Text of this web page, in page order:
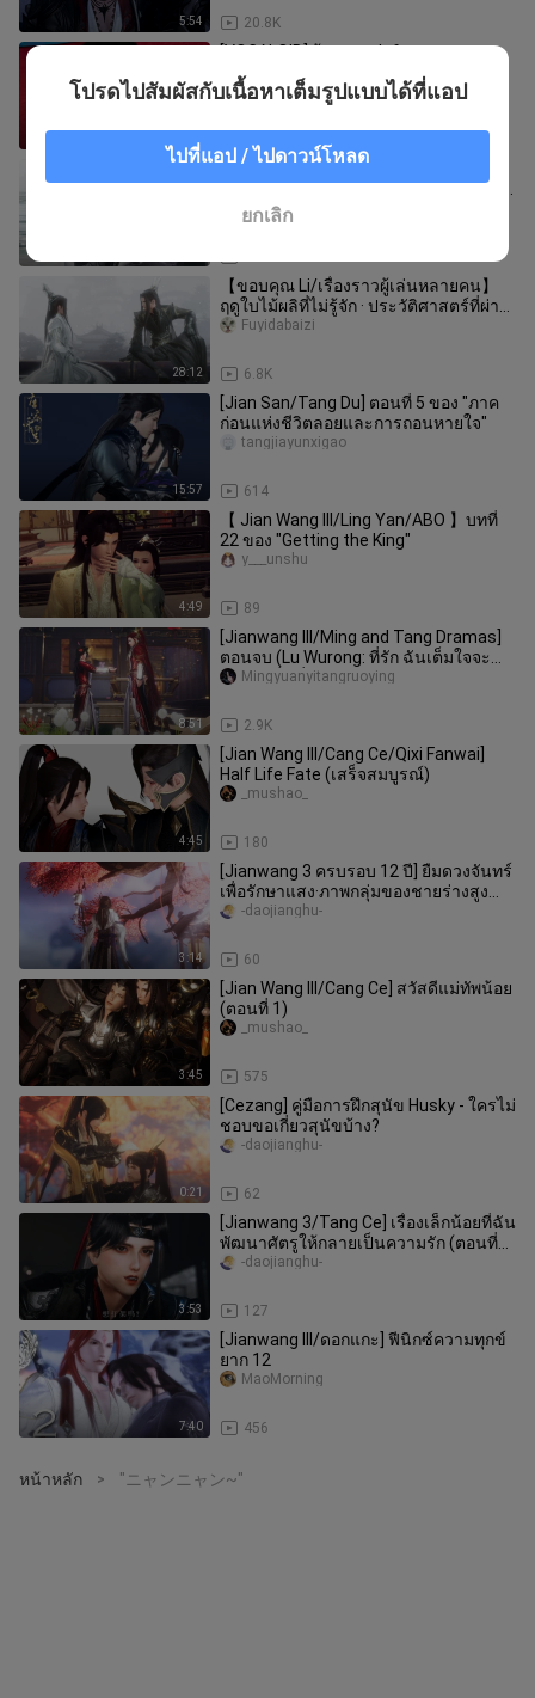
5:54 20.8K
[VOCALOID] ร้องเพลง Inferno เพลง
ประกอบ Promare: Galo-hen
Xuexue3747
[Jian Wang III/Umbrella Tyrant] "The
Diao Diao Diao Diao Diao Diao Diao Diao
Diao Diao Diao Diao" วั
Aoaolangxiaolang
28:12
【ขอบคุณ Li/เรื่องราวผู้เล่นหลายคน】
ฤดูใบไม้ผลิที่ไม่รู้จัก · ประวัติศาสตร์ที่ผ่าน
มา
6.8K
Fuyidabaizi
15:57
[Jian San/Tang Du] ตอนที่ 5 ของ "ภาค
ก่อนแห่งชีวิตลอยและการถอนหายใจ"
614
tangjiayunxigao
4:49
【 Jian Wang III/Ling Yan/ABO 】บทที่
22 ของ "Getting the King"
89
y___unshu
8:51
[Jianwang III/Ming and Tang Dramas]
ตอนจบ (Lu Wurong: ที่รัก ฉันเต็มใจจะ
มอบทุกสิ่งเพื่อคุณตลอดไปและต
2.9K
Mingyuanyitangruoying
4:45
[Jian Wang III/Cang Ce/Qixi Fanwai]
Half Life Fate (เสร็จสมบูรณ์)
180
_mushao_
3:14
[Jianwang 3 ครบรอบ 12 ปี] ยืมดวงจันทร์
เพื่อรักษาแสง·ภาพกลุ่มของชายร่างสูง
ของทุกโรงเรียน
60
-daojianghu-
3:45
[Jian Wang III/Cang Ce] สวัสดีแม่ทัพน้อย
(ตอนที่ 1)
575
_mushao_
0:21
[Cezang] คู่มือการฝึกสุนัข Husky - ใครไม่
ชอบขอเกี่ยวสุนัขบ้าง?
62
-daojianghu-
3:53
[Jianwang 3/Tang Ce] เรื่องเล็กน้อยที่ฉัน
พัฒนาศัตรูให้กลายเป็นความรัก (ตอนที่
1)
127
-daojianghu-
7:40
[Jianwang III/ดอกแกะ] ฟีนิกซ์ความทุกข์
ยาก 12
456
MaoMorning
หน้าหลัก > "ニャンニャン~"
โปรดไปสัมผัสกับเนื้อหาเต็มรูปแบบได้ที่แอป
ไปที่แอป / ไปดาวน์โหลด
ยกเลิก